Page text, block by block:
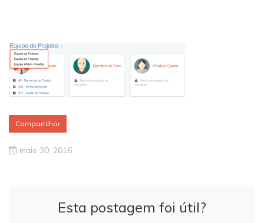
Compartilhar
maio 30, 2016
Esta postagem foi útil?